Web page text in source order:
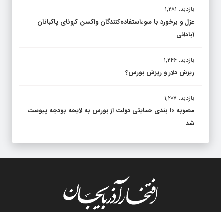
بازدید: ۱,۲۸۱
عزل و برخورد با سوءاستفاده‌کنندگان واکسن کرونای پاکبانان
آبادانی
بازدید: ۱,۲۴۶
ریزش دلار و ریزش بورس؟
بازدید: ۱,۲۰۷
مصوبه ۱۰ بندی حمایتی دولت از بورس به لایحه بودجه پیوست
شد